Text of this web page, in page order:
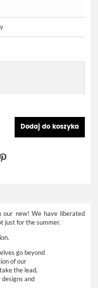
Dodaj do koszyka
new! We have liberated
just for the summer.
go beyond
of our
the lead,
and